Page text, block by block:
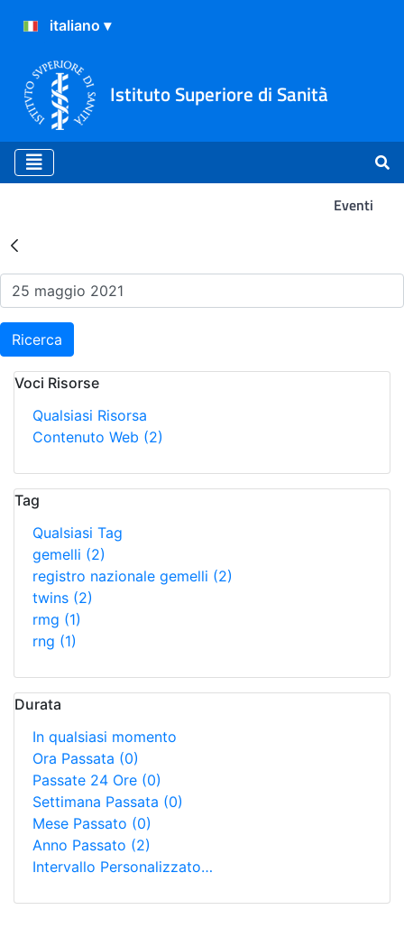
Istituto Superiore di Sanità
Eventi
Risultati della Ricerca -
Ricerca
Voci Risorse
Qualsiasi Risorsa
Contenuto Web (2)
Tag
Qualsiasi Tag
gemelli (2)
registro nazionale gemelli (2)
twins (2)
rmg (1)
rng (1)
Durata
In qualsiasi momento
Ora Passata (0)
Passate 24 Ore (0)
Settimana Passata (0)
Mese Passato (0)
Anno Passato (2)
Intervallo Personalizzato…